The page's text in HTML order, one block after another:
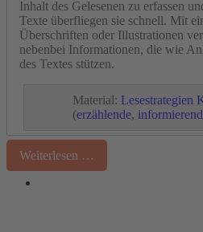
Inhalt des Gelesenen zu erfassen
Texte überfliegen sie schnell. Mit
Überschriften oder Illustrationen
nebenbei Informationen, die wie
des Textes stützen.
Material: Lesestrategien
(erzählende,
Weiterlesen …